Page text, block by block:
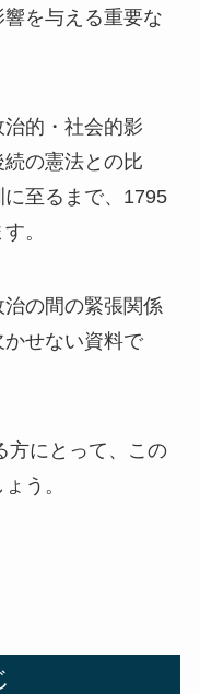
を与える重要な
的・社会的影
の憲法との比
至るまで、1795
。
の間の緊張関係
せない資料で
方にとって、この
う。